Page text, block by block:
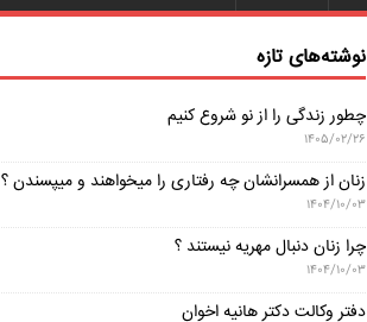
نوشته‌های تازه
چطور زندگی را از نو شروع کنیم
۱۴۰۵/۰۲/۲۶
زنان از همسرانشان چه رفتاری را میخواهند و میپسندن ؟
۱۴۰۴/۱۰/۰۳
چرا زنان دنبال مهریه نیستند ؟
۱۴۰۴/۱۰/۰۳
دفتر وکالت دکتر هانیه اخوان